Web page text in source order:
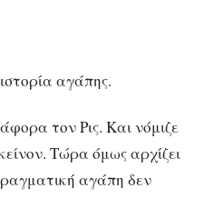
αγάπης.
τον Ρις. Και νόμιζε
Τώρα όμως αρχίζει
αγάπη δεν